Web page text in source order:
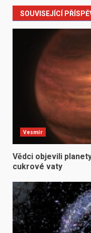
SOUVISEJÍCÍ
Vesmír
Vědci objevili
cukrové vaty